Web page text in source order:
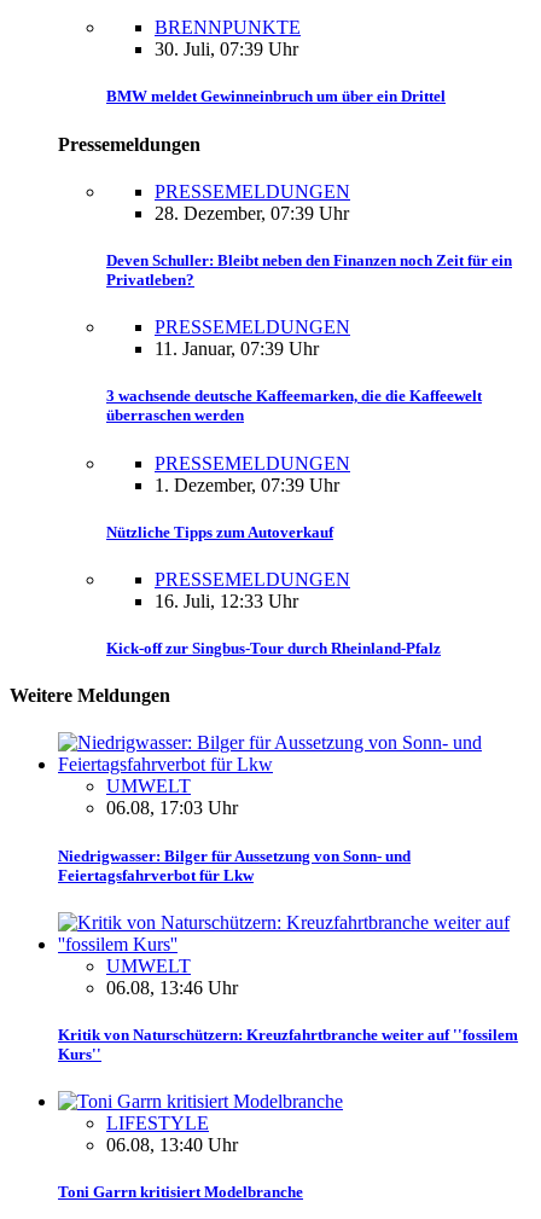
BRENNPUNKTE
30. Juli, 07:39 Uhr
BMW meldet Gewinneinbruch um über ein Drittel
Pressemeldungen
PRESSEMELDUNGEN
28. Dezember, 07:39 Uhr
Deven Schuller: Bleibt neben den Finanzen noch Zeit für ein
Privatleben?
PRESSEMELDUNGEN
11. Januar, 07:39 Uhr
3 wachsende deutsche Kaffeemarken, die die Kaffeewelt
überraschen werden
PRESSEMELDUNGEN
1. Dezember, 07:39 Uhr
Nützliche Tipps zum Autoverkauf
PRESSEMELDUNGEN
16. Juli, 12:33 Uhr
Kick-off zur Singbus-Tour durch Rheinland-Pfalz
Weitere Meldungen
UMWELT
06.08, 17:03 Uhr
Niedrigwasser: Bilger für Aussetzung von Sonn- und
Feiertagsfahrverbot für Lkw
UMWELT
06.08, 13:46 Uhr
Kritik von Naturschützern: Kreuzfahrtbranche weiter auf ''fossilem
Kurs''
LIFESTYLE
06.08, 13:40 Uhr
Toni Garrn kritisiert Modelbranche